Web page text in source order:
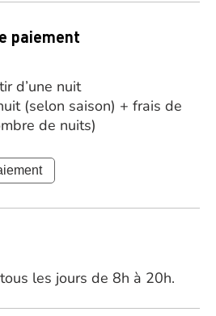
paiement
d’une nuit
(selon saison) + frais de
de nuits)
les jours de 8h à 20h.